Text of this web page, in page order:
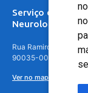
Serviço de
Neurologia
Rua Ramiro Barcelos,
90035-001
Ver no mapa